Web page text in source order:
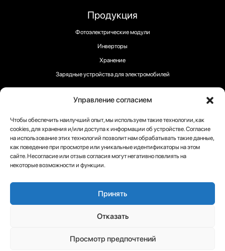
Управление согласием
Чтобы обеспечить наилучший опыт, мы используем такие технологии, как
cookies, для хранения и/или доступа к информации об устройстве. Согласие
на использование этих технологий позволит нам обрабатывать такие данные,
как поведение при просмотре или уникальные идентификаторы на этом
сайте. Несогласие или отзыв согласия могут негативно повлиять на
некоторые возможности и функции.
Принять
Отказать
Просмотр предпочтений
Продукция
Фотоэлектрические модули
Инверторы
Хранение
Зарядные устройства для электромобилей
Следуйте за нами:
Авторское право 2025 ® RECOM-TECH
Политика в
отношении
cookie